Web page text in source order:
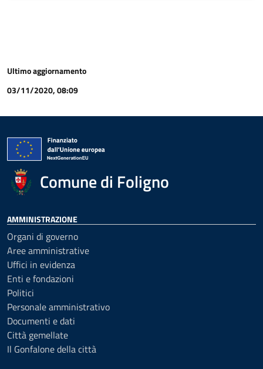
Ultimo aggiornamento
03/11/2020, 08:09
Comune di Foligno
AMMINISTRAZIONE
Organi di governo
Aree amministrative
Uffici in evidenza
Enti e fondazioni
Politici
Personale amministrativo
Documenti e dati
Città gemellate
Il Gonfalone della città